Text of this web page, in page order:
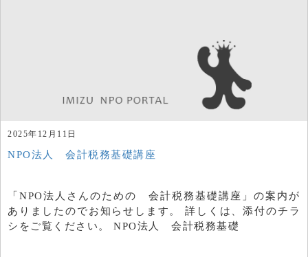
2025年12月11日
NPO法人 会計税務基礎講座
「NPO法人さんのための 会計税務基礎講座」の案内が
ありましたのでお知らせします。 詳しくは、添付のチラ
シをご覧ください。 NPO法人 会計税務基礎